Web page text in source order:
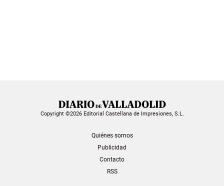
Copyright ©2026 Editorial Castellana de Impresiones, S.L.
Quiénes somos
Publicidad
Contacto
RSS